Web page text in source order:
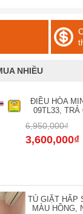
NHIỀU
ĐIỀU HÒA
09TL33, TRẢ
6,950,000₫
3,600,000₫
TỦ GIẶT HẤP
MÀU HỒNG,